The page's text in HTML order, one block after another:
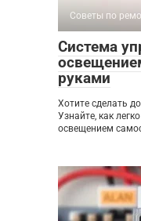
Советы по
Система
руками
Хотите сделать
Узнайте, как
освещением